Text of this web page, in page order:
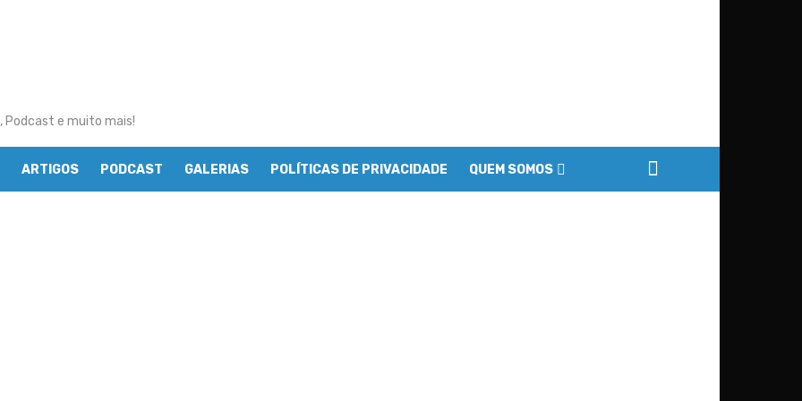
Podcast e muito mais!
ARTIGOS PODCAST GALERIAS POLÍTICAS DE PRIVACIDADE QUEM SOMOS